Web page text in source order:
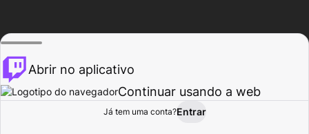
Procurar Atividade
Abrir no aplicativo
Continuar usando a web
Já tem uma conta?Entrar